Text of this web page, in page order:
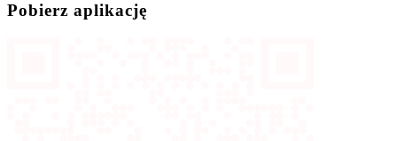
Pobierz aplikację